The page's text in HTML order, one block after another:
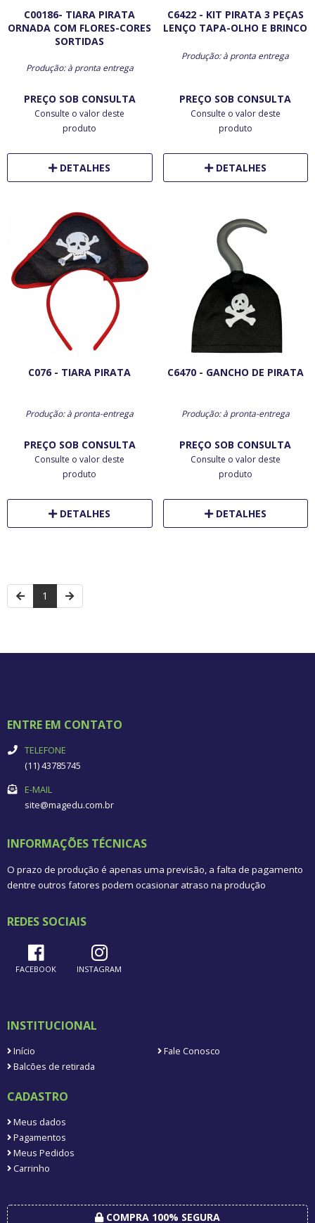
C00186- TIARA PIRATA
ORNADA COM FLORES-CORES
SORTIDAS
Produção: à pronta entrega
PREÇO SOB CONSULTA
Consulte o valor deste
produto
DETALHES
C6422 - KIT PIRATA 3 PEÇAS
LENÇO TAPA-OLHO E BRINCO
Produção: à pronta entrega
PREÇO SOB CONSULTA
Consulte o valor deste
produto
DETALHES
C076 - TIARA PIRATA
Produção: à pronta-entrega
PREÇO SOB CONSULTA
Consulte o valor deste
produto
DETALHES
C6470 - GANCHO DE PIRATA
Produção: à pronta-entrega
PREÇO SOB CONSULTA
Consulte o valor deste
produto
DETALHES
1
ENTRE EM CONTATO
TELEFONE
(11) 43785745
E-MAIL
site@magedu.com.br
INFORMAÇÕES TÉCNICAS
O prazo de produção é apenas uma previsão, a falta de pagamento
dentre outros fatores podem ocasionar atraso na produção
REDES SOCIAIS
FACEBOOK INSTAGRAM
INSTITUCIONAL
Início
Fale Conosco
Balcões de retirada
CADASTRO
Meus dados
Pagamentos
Meus Pedidos
Carrinho
COMPRA 100% SEGURA